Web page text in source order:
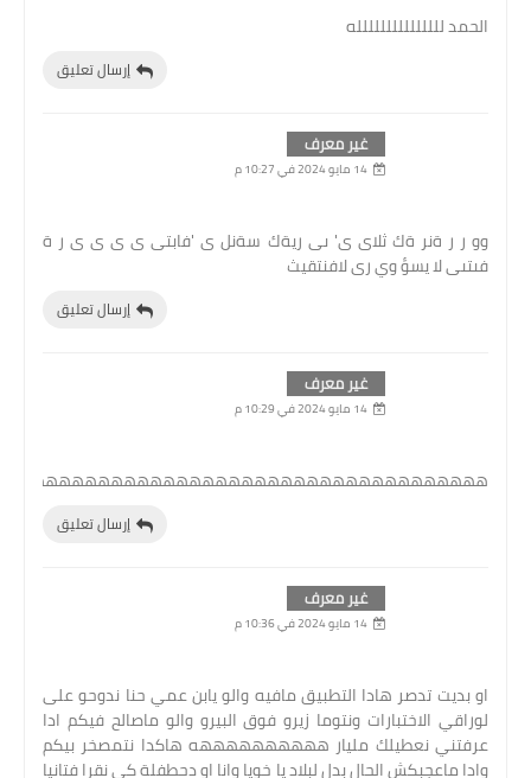
الحمد للللللللللللللله
إرسال تعليق
غير معرف
14 مايو 2024 في 10:27 م
وو ر ر ةنر ةك ثلاى ى' ىى ريةك سةنل ى 'فابتى ى ى ى ى ر ة
فىتىى لا يسؤ وي رى لافنتقيث
إرسال تعليق
غير معرف
14 مايو 2024 في 10:29 م
إرسال تعليق
غير معرف
14 مايو 2024 في 10:36 م
او بديت تدصر هادا التطبيق مافيه والو يابن عمي حنا ندوحو على
لوراقي الاختبارات ونتوما زيرو فوق البيرو والو ماصالح فيكم ادا
عرفتني نعطيلك مليار ههههههههههه هاكدا نتمصخر بيكم
وادا ماعجبكش الحال بدل لبلاد يا خويا وانا او دحطفلة كي نقرا فتانيا